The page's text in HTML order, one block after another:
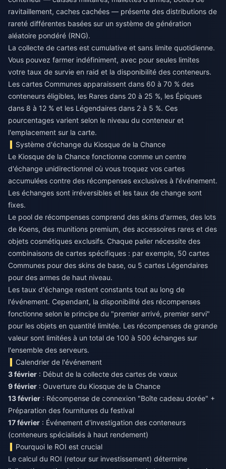
ravitaillement, caches cachées — présente des distributions de
rareté différentes basées sur un système de génération
aléatoire pondéré (RNG).
La collecte de cartes est cumulative et sans limite quotidienne.
Vous pouvez farmer indéfiniment, avec pour seules limites
votre taux de survie en raid et la disponibilité des conteneurs.
Les cartes Communes apparaissent dans 60 à 70 % des
conteneurs éligibles, les Rares dans 20 à 25 %, les Épiques
dans 8 à 12 % et les Légendaires dans 2 à 5 %. Ces
pourcentages varient selon le niveau du conteneur et
l'emplacement sur la carte.
Système d'échange du Kiosque de la Chance
Le Kiosque de la Chance fonctionne comme un centre
d'échange unidirectionnel où vous troquez vos cartes
accumulées contre des récompenses exclusives à l'événement.
Les échanges sont irréversibles et les taux de change sont
fixes.
Le pool de récompenses comprend des skins d'armes, des lots
de Koens, des munitions premium, des accessoires rares et des
objets cosmétiques exclusifs. Chaque palier nécessite des
combinaisons de cartes spécifiques : par exemple, 50 cartes
Communes pour des skins de base, ou 5 cartes Légendaires
pour des armes de haut niveau.
Les taux d'échange restent constants tout au long de
l'événement. Cependant, la disponibilité des récompenses
fonctionne selon le principe du "premier arrivé, premier servi"
pour les objets en quantité limitée. Les récompenses de grande
valeur sont limitées à un total de 100 à 500 échanges sur
l'ensemble des serveurs.
Calendrier de l'événement
3 février : Début de la collecte des cartes de vœux
9 février : Ouverture du Kiosque de la Chance
13 février : Récompense de connexion "Boîte cadeau dorée" +
Préparation des fournitures du festival
17 février : Événement d'investigation des conteneurs
(conteneurs spécialisés à haut rendement)
Pourquoi le ROI est crucial
Le calcul du ROI (retour sur investissement) détermine